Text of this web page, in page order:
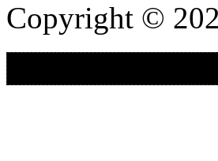
Copyright ©